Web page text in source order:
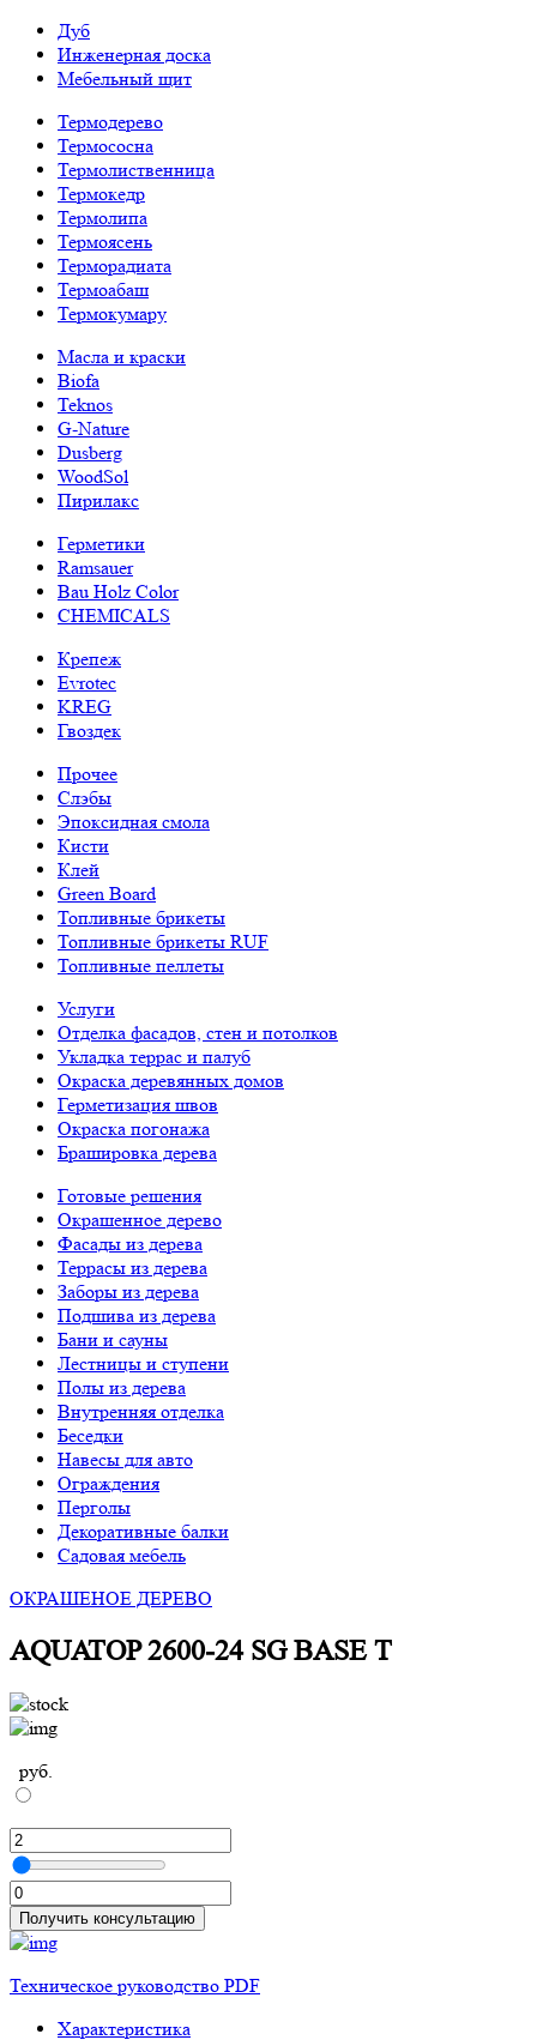
Дуб
Инженерная доска
Мебельный щит
Термодерево
Термососна
Термолиственница
Термокедр
Термолипа
Термоясень
Терморадиата
Термоабаш
Термокумару
Масла и краски
Biofa
Teknos
G-Nature
Dusberg
WoodSol
Пирилакс
Герметики
Ramsauer
Bau Holz Color
CHEMICALS
Крепеж
Evrotec
KREG
Гвоздек
Прочее
Слэбы
Эпоксидная смола
Кисти
Клей
Green Board
Топливные брикеты
Топливные брикеты RUF
Топливные пеллеты
Услуги
Отделка фасадов, стен и потолков
Укладка террас и палуб
Окраска деревянных домов
Герметизация швов
Окраска погонажа
Брашировка дерева
Готовые решения
Окрашенное дерево
Фасады из дерева
Террасы из дерева
Заборы из дерева
Подшива из дерева
Бани и сауны
Лестницы и ступени
Полы из дерева
Внутренняя отделка
Беседки
Навесы для авто
Ограждения
Перголы
Декоративные балки
Садовая мебель
ОКРАШЕНОЕ ДЕРЕВО
AQUATOP 2600-24 SG BASE T
руб.
Получить консультацию
Техническое руководство PDF
Характеристика